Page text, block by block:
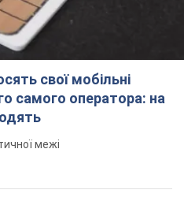
свої мобільні
самого оператора: на
межі